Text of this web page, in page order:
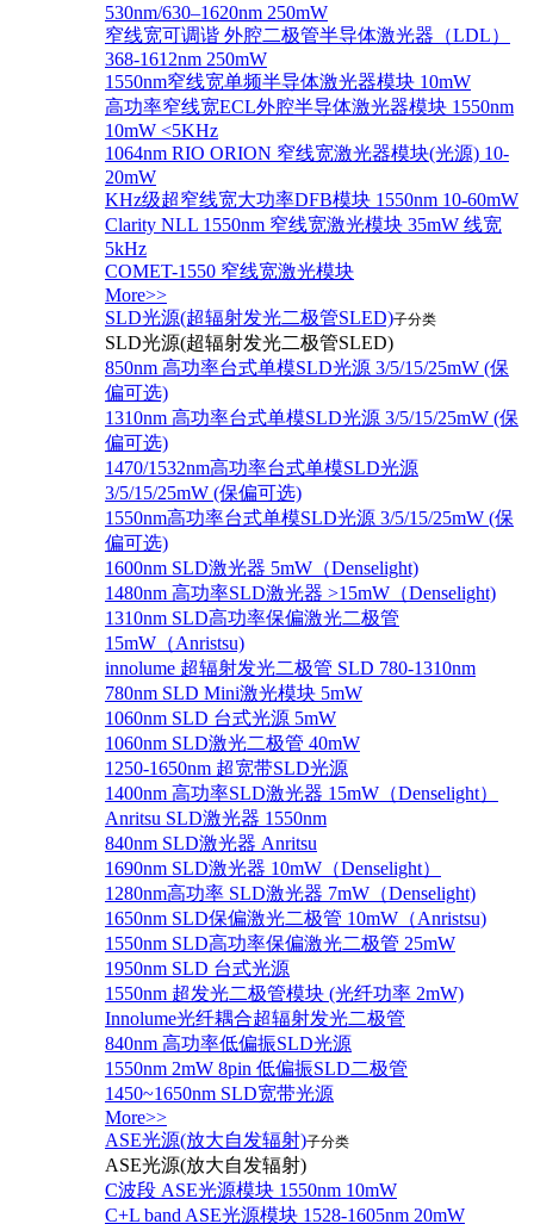
530nm/630–1620nm 250mW
窄线宽可调谐 外腔二极管半导体激光器（LDL）
368-1612nm 250mW
1550nm窄线宽单频半导体激光器模块 10mW
高功率窄线宽ECL外腔半导体激光器模块 1550nm
10mW <5KHz
1064nm RIO ORION 窄线宽激光器模块(光源) 10-
20mW
KHz级超窄线宽大功率DFB模块 1550nm 10-60mW
Clarity NLL 1550nm 窄线宽激光模块 35mW 线宽
5kHz
COMET-1550 窄线宽激光模块
More>>
SLD光源(超辐射发光二极管SLED)子分类
SLD光源(超辐射发光二极管SLED)
850nm 高功率台式单模SLD光源 3/5/15/25mW (保
偏可选)
1310nm 高功率台式单模SLD光源 3/5/15/25mW (保
偏可选)
1470/1532nm高功率台式单模SLD光源
3/5/15/25mW (保偏可选)
1550nm高功率台式单模SLD光源 3/5/15/25mW (保
偏可选)
1600nm SLD激光器 5mW（Denselight)
1480nm 高功率SLD激光器 >15mW（Denselight)
1310nm SLD高功率保偏激光二极管
15mW（Anristsu)
innolume 超辐射发光二极管 SLD 780-1310nm
780nm SLD Mini激光模块 5mW
1060nm SLD 台式光源 5mW
1060nm SLD激光二极管 40mW
1250-1650nm 超宽带SLD光源
1400nm 高功率SLD激光器 15mW（Denselight）
Anritsu SLD激光器 1550nm
840nm SLD激光器 Anritsu
1690nm SLD激光器 10mW（Denselight）
1280nm高功率 SLD激光器 7mW（Denselight)
1650nm SLD保偏激光二极管 10mW（Anristsu)
1550nm SLD高功率保偏激光二极管 25mW
1950nm SLD 台式光源
1550nm 超发光二极管模块 (光纤功率 2mW)
Innolume光纤耦合超辐射发光二极管
840nm 高功率低偏振SLD光源
1550nm 2mW 8pin 低偏振SLD二极管
1450~1650nm SLD宽带光源
More>>
ASE光源(放大自发辐射)子分类
ASE光源(放大自发辐射)
C波段 ASE光源模块 1550nm 10mW
C+L band ASE光源模块 1528-1605nm 20mW